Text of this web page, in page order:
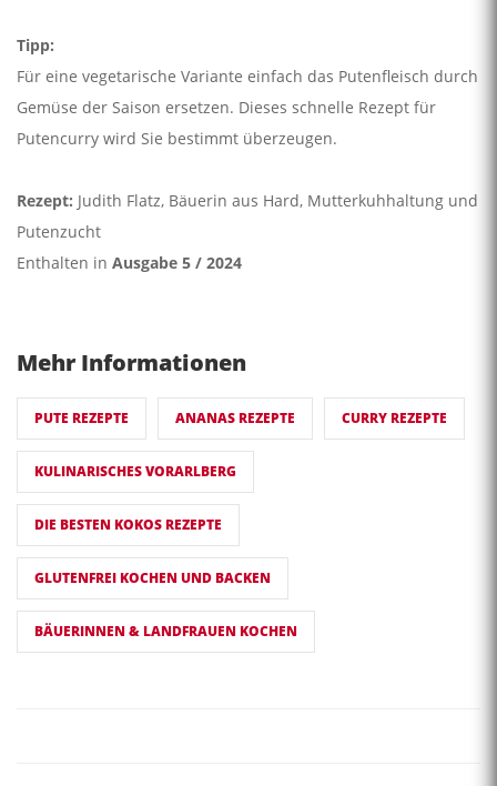
Tipp:
Für eine vegetarische Variante einfach das Putenfleisch durch
Gemüse der Saison ersetzen. Dieses schnelle Rezept für
Putencurry wird Sie bestimmt überzeugen.
Rezept: Judith Flatz, Bäuerin aus Hard, Mutterkuhhaltung und
Putenzucht
Enthalten in Ausgabe 5 / 2024
Mehr Informationen
PUTE REZEPTE ANANAS REZEPTE CURRY REZEPTE
KULINARISCHES VORARLBERG
DIE BESTEN KOKOS REZEPTE
GLUTENFREI KOCHEN UND BACKEN
BÄUERINNEN & LANDFRAUEN KOCHEN